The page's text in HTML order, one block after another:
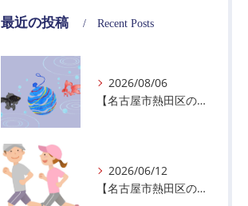
最近の投稿 Recent Posts
2026/08/06
【名古屋市熱田区の警備会社】夏季休業のお知らせ
2026/06/12
【名古屋市熱田区の警備会社】暑熱順化で熱中症対策を！